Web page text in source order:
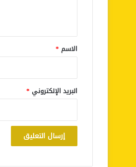
*
الاسم *
البريد الإلكتروني *